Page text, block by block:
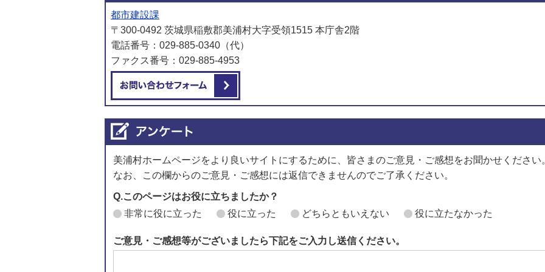
都市建設課
〒300-0492 茨城県稲敷郡美浦村大字受領1515 本庁舎2階
電話番号：029-885-0340（代）
ファクス番号：029-885-4953
美浦村ホームページをより良いサイトにするために、皆さまのご意見・ご感想をお聞かせください
なお、この欄からのご意見・ご感想には返信できませんのでご了承ください。
Q.このページはお役に立ちましたか？
非常に役に立った
役に立った どちらともいえない 役に立たなかった
ご意見・ご感想等がございましたら下記をご入力し送信ください。